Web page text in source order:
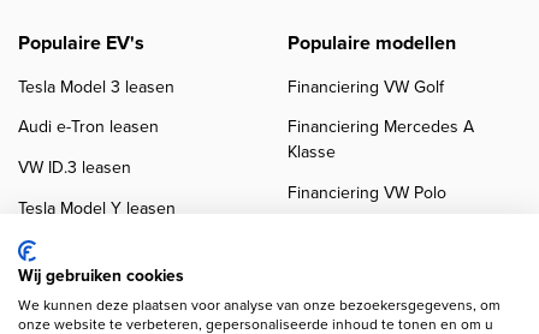
Populaire EV's
Tesla Model 3 leasen
Audi e-Tron leasen
VW ID.3 leasen
Tesla Model Y leasen
VW ID.4 leasen
Populaire modellen
Financiering VW Golf
Financiering Mercedes A
Klasse
Financiering VW Polo
Wij gebruiken cookies
We kunnen deze plaatsen voor analyse van onze bezoekersgegevens, om
onze website te verbeteren, gepersonaliseerde inhoud te tonen en om u